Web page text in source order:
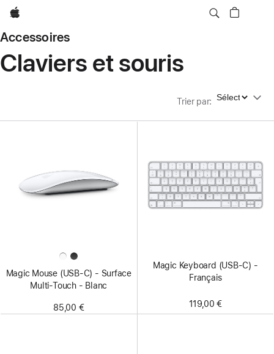
Apple
Accessoires
Claviers et souris
Trier par: Trier par
Magic Mouse (USB‑C) - Surface
Multi‑Touch - Blanc
85,00 €
Magic Keyboard (USB-C) -
Français
119,00 €